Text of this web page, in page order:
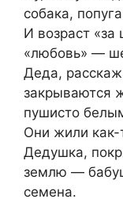
собака,
И возраст «за
«любoвь» —
Деда,
закpываются
пушисто
Они жили как-
Дедушка,
землю —
семeна.